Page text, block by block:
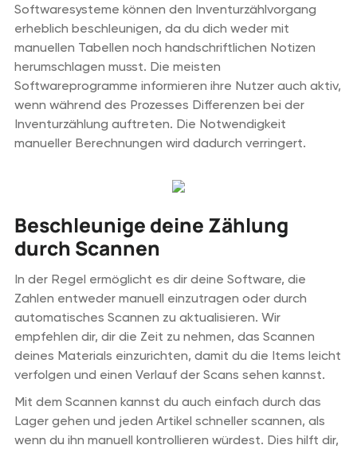
Softwaresysteme können den Inventurzählvorgang
erheblich beschleunigen, da du dich weder mit
manuellen Tabellen noch handschriftlichen Notizen
herumschlagen musst. Die meisten
Softwareprogramme informieren ihre Nutzer auch aktiv,
wenn während des Prozesses Differenzen bei der
Inventurzählung auftreten. Die Notwendigkeit
manueller Berechnungen wird dadurch verringert.
Beschleunige deine Zählung
durch Scannen
In der Regel ermöglicht es dir deine Software, die
Zahlen entweder manuell einzutragen oder durch
automatisches Scannen zu aktualisieren. Wir
empfehlen dir, dir die Zeit zu nehmen, das Scannen
deines Materials einzurichten, damit du die Items leicht
verfolgen und einen Verlauf der Scans sehen kannst.
Mit dem Scannen kannst du auch einfach durch das
Lager gehen und jeden Artikel schneller scannen, als
wenn du ihn manuell kontrollieren würdest. Dies hilft dir,